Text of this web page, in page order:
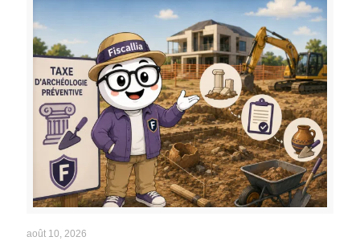
août 10, 2026